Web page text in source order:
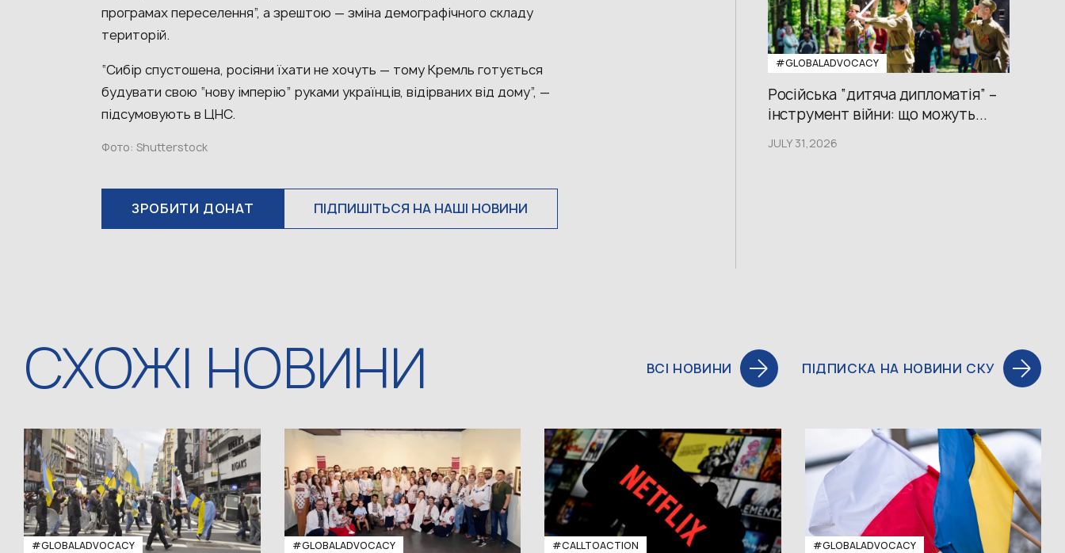
програмах переселення”, а зрештою — зміна демографічного складу
територій.
“Сибір спустошена, росіяни їхати не хочуть — тому Кремль готується
будувати свою “нову імперію” руками українців, відірваних від дому”, —
підсумовують в ЦНС.
Фото: Shutterstock
ЗРОБИТИ ДОНАТ ПІДПИШІТЬСЯ НА НАШІ НОВИНИ
#GLOBALADVOCACY
Російська “дитяча дипломатія” –
інструмент війни: що можуть...
JULY 31,2026
СХОЖІ НОВИНИ ВСІ НОВИНИ ПІДПИСКА НА НОВИНИ СКУ
#GLOBALADVOCACY #GLOBALADVOCACY #CALLTOACTION #GLOBALADVOCACY